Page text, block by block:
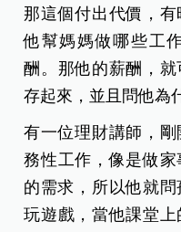
那這個付出代價，
他幫媽媽做哪些工
酬。那他的薪酬，
存起來，並且問他為
有一位理財講師，
務性工作，像是做
的需求，所以他就
玩遊戲，當他課堂